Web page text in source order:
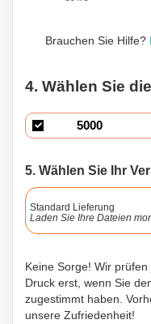
Brauchen Sie Hilfe?
4. Wählen Sie
5. Wählen Sie Ihr
Standard Lieferung
Laden Sie Ihre Dateien
Keine Sorge! Wir
Druck erst, wenn Sie
zugestimmt haben.
unsere Zufriedenheit!